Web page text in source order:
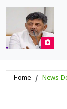
Home News